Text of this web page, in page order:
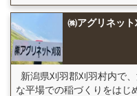
㈱アグリネット
新潟県刈羽郡刈羽村内で
な平場での稲づくりをはじ